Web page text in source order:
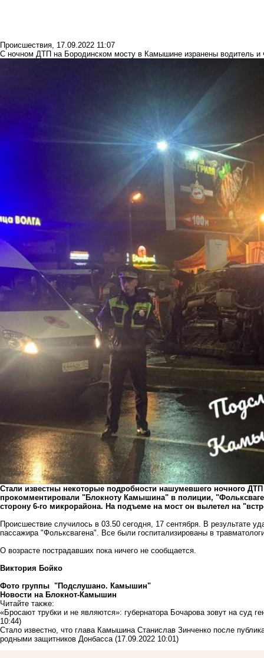
Происшествия, 17.09.2022 11:07
С ночном ДТП на Бородинском мосту в Камышине изранены водитель и
Стали известны некоторые подробности нашумевшего ночного
прокомментировали "Блокноту Камышина" в полиции,
сторону 6-го микрорайона. На подъеме на мост он вылетел на
Происшествие случилось в 03.50 сегодня, 17 сентября. В результате
пассажира "Фольксвагена". Все были госпитализированы в
О возрасте пострадавших пока ничего не сообщается.
Виктория Бойко
Фото группы "Подслушано. Камышин"
Новости на Блoкнoт-Камышин
Читайте также:
«Бросают трубки и не являются»: губернатора Бочарова зовут на суд
10:44)
Стало известно, что глава Камышина Станислав Зинченко после
родными защитников Донбасса (17.09.2022 10:01)